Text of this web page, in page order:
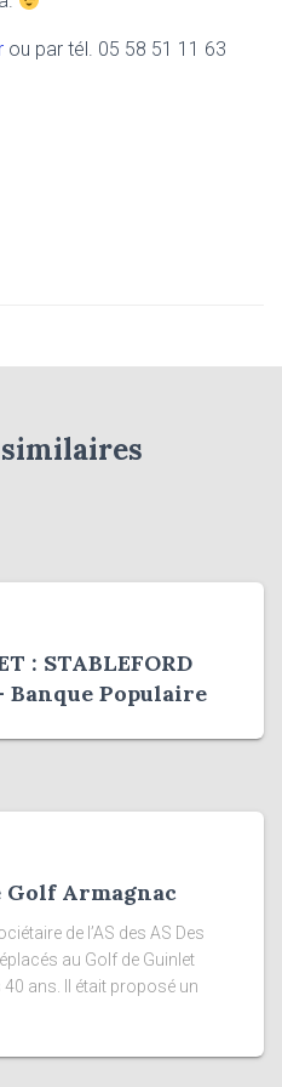
ou par tél. 05 58 51 11 63
: STABLEFORD
Banque Populaire
Golf Armagnac
de l’AS des AS Des
au Golf de Guinlet
ans. Il était proposé un